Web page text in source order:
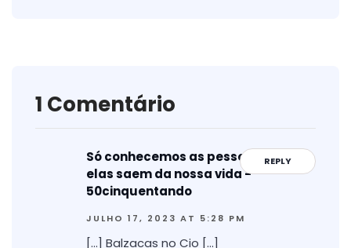
1 Comentário
REPLY
Só conhecemos as pessoas quando
elas saem da nossa vida -
50cinquentando
JULHO 17, 2023 AT 5:28 PM
[…] Balzacas no Cio […]